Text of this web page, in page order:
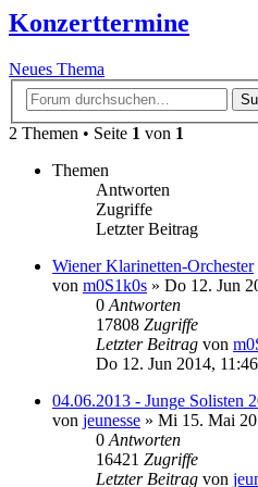
Konzerttermine
Neues Thema
2 Themen • Seite 1 von 1
Themen
Antworten
Zugriffe
Letzter Beitrag
Wiener Klarinetten-Orchester
von m0S1k0s » Do 12. Jun
0 Antworten
17808 Zugriffe
Letzter Beitrag von
Do 12. Jun 2014, 11:46
04.06.2013 - Junge Solisten
von jeunesse » Mi 15. Mai
0 Antworten
16421 Zugriffe
Letzter Beitrag von